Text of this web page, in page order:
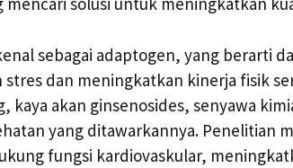
sebagai adaptogen, yang berarti
stres dan meningkatkan kinerja fisik
kaya akan ginsenosides, senyawa
yang ditawarkannya. Penelitian
fungsi kardiovaskular,